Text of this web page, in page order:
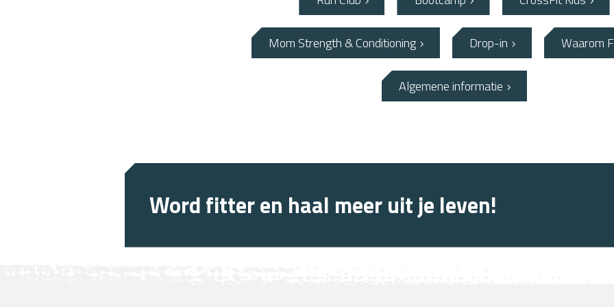
Mom Strength & Conditioning Drop-in Waarom
Algemene informatie
Word fitter en haal meer uit je leven!